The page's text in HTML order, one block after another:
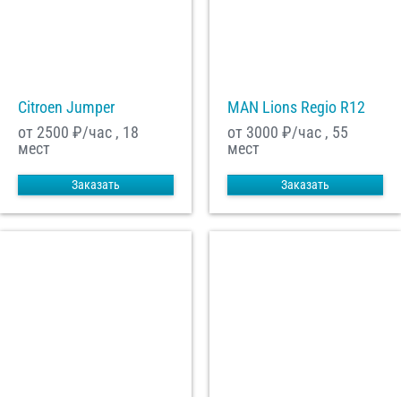
Citroen Jumper
от 2500 ₽/час , 18
мест
Заказать
MAN Lions Regio R12
от 3000 ₽/час , 55
мест
Заказать